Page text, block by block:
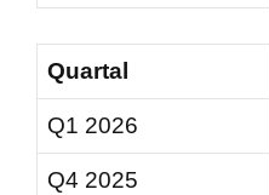
Quartal
Q1 2026
Q4 2025